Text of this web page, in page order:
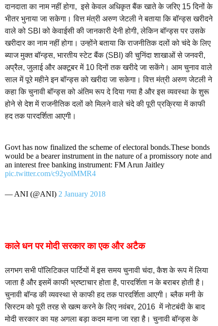
दानदाता का नाम नहीं होगा, इसे केवल अधिकृत बैंक खाते के जरिए 15 दिनों के
भीतर भुनाया जा सकेगा। वित्त मंत्री अरुण जेटली ने बताया कि बॉन्ड्स खरीदने
वाले को SBI को केवाईसी की जानकारी देनी होगी, लेकिन बॉन्ड्स पर उसके
खरीदार का नाम नहीं होगा। उन्होंने बताया कि राजनीतिक दलों को चंदे के लिए
ब्याज मुक्त बॉन्ड्स, भारतीय स्टेट बैंक (SBI) की चुनिंदा शाखाओं से जनवरी,
अप्रैल, जुलाई और अक्टूबर में 10 दिनों तक खरीदे जा सकेंगे। आम चुनाव वाले
साल में पूरे महीने इन बॉन्ड्स को खरीदा जा सकेगा। वित्त मंत्री अरुण जेटली ने
कहा कि चुनावी बॉन्ड्स को अंतिम रूप दे दिया गया है और इस व्यवस्था के शुरू
होने से देश में राजनीतिक दलों को मिलने वाले चंदे की पूरी प्रक्रिया में काफी
हद तक पारदर्शिता आएगी।
Govt has now finalized the scheme of electoral bonds.These bonds
would be a bearer instrument in the nature of a promissory note and
an interest free banking instrument: FM Arun Jaitley
pic.twitter.com/c92yolMMR4
— ANI (@ANI) 2 January 2018
काले धन पर मोदी सरकार का एक और अटैक
लगभग सभी पॉलिटिकल पार्टियों में इस समय चुनावी चंदा, कैश के रूप में लिया
जाता है और इसमें काफी भ्रष्टाचार होता है, पारदर्शिता न के बराबर होती है।
चुनावी बॉन्ड की व्यवस्था से काफी हद तक पारदर्शिता आएगी। ब्लैक मनी के
सिस्टम को पूरी तरह से खत्म करने के लिए नवंबर, 2016 में नोटबंदी के बाद
मोदी सरकार का यह अगला बड़ा कदम माना जा रहा है। चुनावी बॉन्ड्स के